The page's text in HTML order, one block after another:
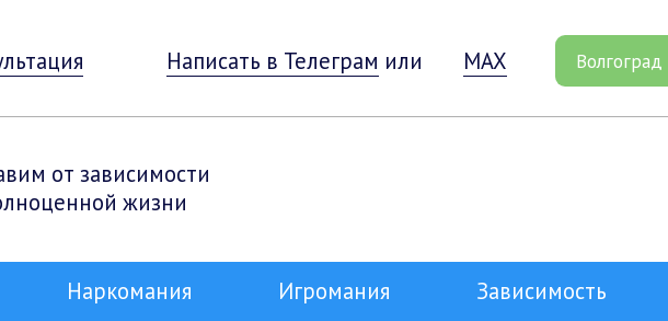
Написать в Телеграм или MAX Волгоград
от зависимости
жизни
Наркомания Игромания Зависимость